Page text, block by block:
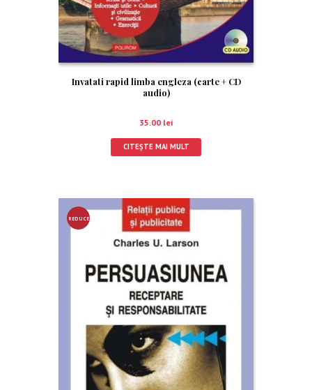
Invatati rapid limba engleza (carte + CD
audio)
35.00 lei
CITEȘTE MAI MULT
REDUCE